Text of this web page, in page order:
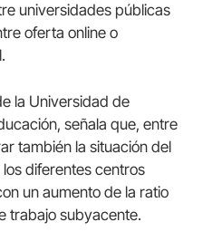
universidades públicas
oferta online o
la Universidad de
señala que, entre
también la situación del
diferentes centros
un aumento de la ratio
trabajo subyacente.